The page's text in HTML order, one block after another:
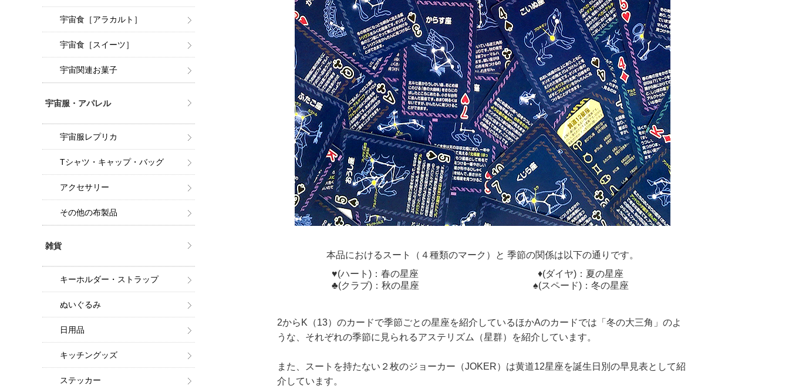
本品におけるスート（４種類のマーク）と 季節の関係は以下の通りです。
♥(ハート)：春の星座
♦(ダイヤ)：夏の星座
♣(クラブ)：秋の星座
♠(スペード)：冬の星座
2からK（13）のカードで季節ごとの星座を紹介しているほかAのカードでは「冬の大三角」のよ
うな、それぞれの季節に見られるアステリズム（星群）を紹介しています。
また、スートを持たない２枚のジョーカー（JOKER）は黄道12星座を誕生日別の早見表として紹
介しています。
宇宙食［アラカルト］
宇宙食［スイーツ］
宇宙関連お菓子
宇宙服・アパレル
宇宙服レプリカ
Tシャツ・キャップ・バッグ
アクセサリー
その他の布製品
雑貨
キーホルダー・ストラップ
ぬいぐるみ
日用品
キッチングッズ
ステッカー